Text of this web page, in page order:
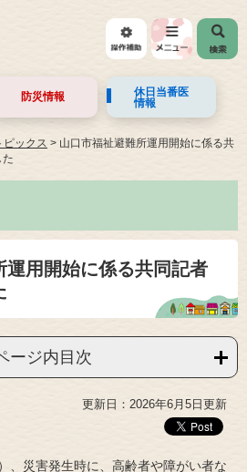
防災情報
休日当番医
情報
ピックス > 山口市福祉避難所運用開始に係る共
た
運用開始に係る共同記者
ージ内目次
更新日：2026年6月5日更新
、災害発生時に、高齢者や障がい者な